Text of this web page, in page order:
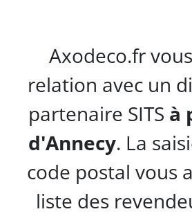
Axodeco.fr
relation avec un
partenaire SITS à
d'Annecy. La
code postal vous
liste des